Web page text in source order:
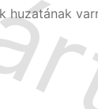
huzatának